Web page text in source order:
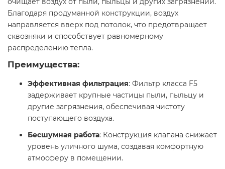
Благодаря продуманной конструкции, воздух
направляется вверх под потолок, что предотвращает
сквозняки и способствует равномерному
распределению тепла.​
Преимущества:
Эффективная фильтрация: Фильтр класса F5
задерживает крупные частицы пыли, пыльцу и
другие загрязнения, обеспечивая чистоту
поступающего воздуха.
Бесшумная работа: Конструкция клапана снижает
уровень уличного шума, создавая комфортную
атмосферу в помещении.